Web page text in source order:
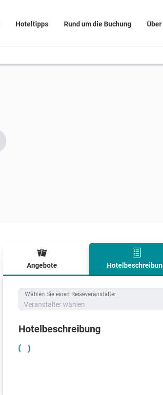
Hoteltipps Rund um die Buchung
Angebote
Hotelbeschreibung
Wählen Sie einen Reiseveranstalter
Veranstalter wählen
Hotelbeschreibung